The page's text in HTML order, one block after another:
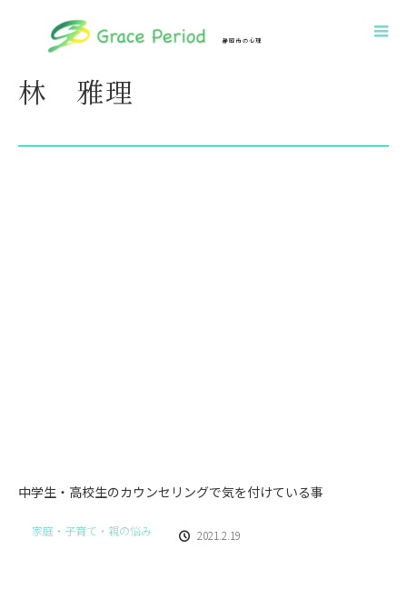
静岡市の心理
林 雅理
林 雅理
中学生・高校生のカウンセリングで気を付けている事
家庭・子育て・親の悩み 2021.2.19